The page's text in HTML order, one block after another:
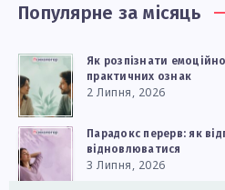
Популярне за місяць
Як розпізнати
практичних ознак
2 Липня, 2026
Парадокс перерв: як
відновлюватися
3 Липня, 2026